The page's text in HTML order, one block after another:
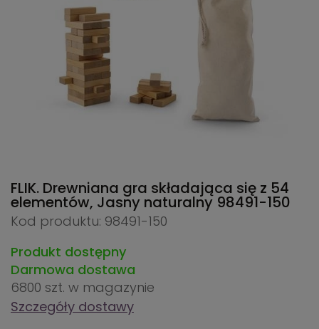
FLIK. Drewniana gra składająca się z 54
elementów, Jasny naturalny 98491-150
Kod produktu: 98491-150
Produkt dostępny
Darmowa dostawa
6800 szt. w magazynie
Szczegóły dostawy